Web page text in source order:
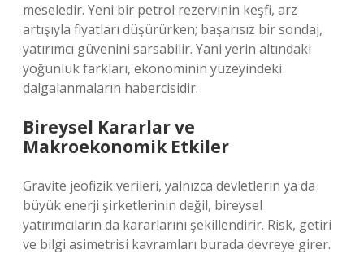
meseledir. Yeni bir petrol rezervinin keşfi, arz
artışıyla fiyatları düşürürken; başarısız bir sondaj,
yatırımcı güvenini sarsabilir. Yani yerin altındaki
yoğunluk farkları, ekonominin yüzeyindeki
dalgalanmaların habercisidir.
Bireysel Kararlar ve
Makroekonomik Etkiler
Gravite jeofizik verileri, yalnızca devletlerin ya da
büyük enerji şirketlerinin değil, bireysel
yatırımcıların da kararlarını şekillendirir. Risk, getiri
ve bilgi asimetrisi kavramları burada devreye girer.